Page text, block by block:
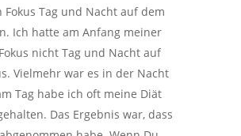
Fokus Tag und Nacht auf dem
Ich hatte am Anfang meiner
nicht Tag und Nacht auf
Vielmehr war es in der Nacht
Tag habe ich oft meine Diät
Das Ergebnis war, dass